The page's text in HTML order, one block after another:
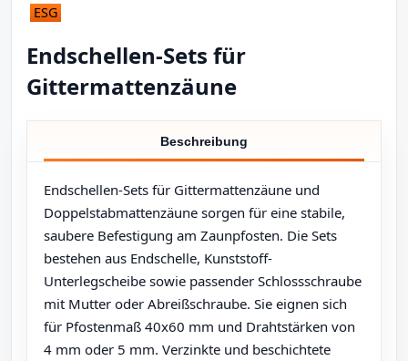
ESG
Endschellen-Sets für
Gittermattenzäune
Beschreibung
Endschellen-Sets für Gittermattenzäune und
Doppelstabmattenzäune sorgen für eine stabile,
saubere Befestigung am Zaunpfosten. Die Sets
bestehen aus Endschelle, Kunststoff-
Unterlegscheibe sowie passender Schlossschraube
mit Mutter oder Abreißschraube. Sie eignen sich
für Pfostenmaß 40x60 mm und Drahtstärken von
4 mm oder 5 mm. Verzinkte und beschichtete